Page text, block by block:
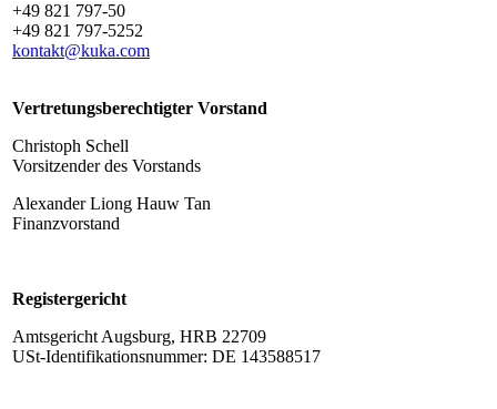
+49 821 797-50
+49 821 797-5252
kontakt@kuka.com
Vertretungsberechtigter Vorstand
Christoph Schell
Vorsitzender des Vorstands
Alexander Liong Hauw Tan
Finanzvorstand
Registergericht
Amtsgericht Augsburg, HRB 22709
USt-Identifikationsnummer: DE 143588517